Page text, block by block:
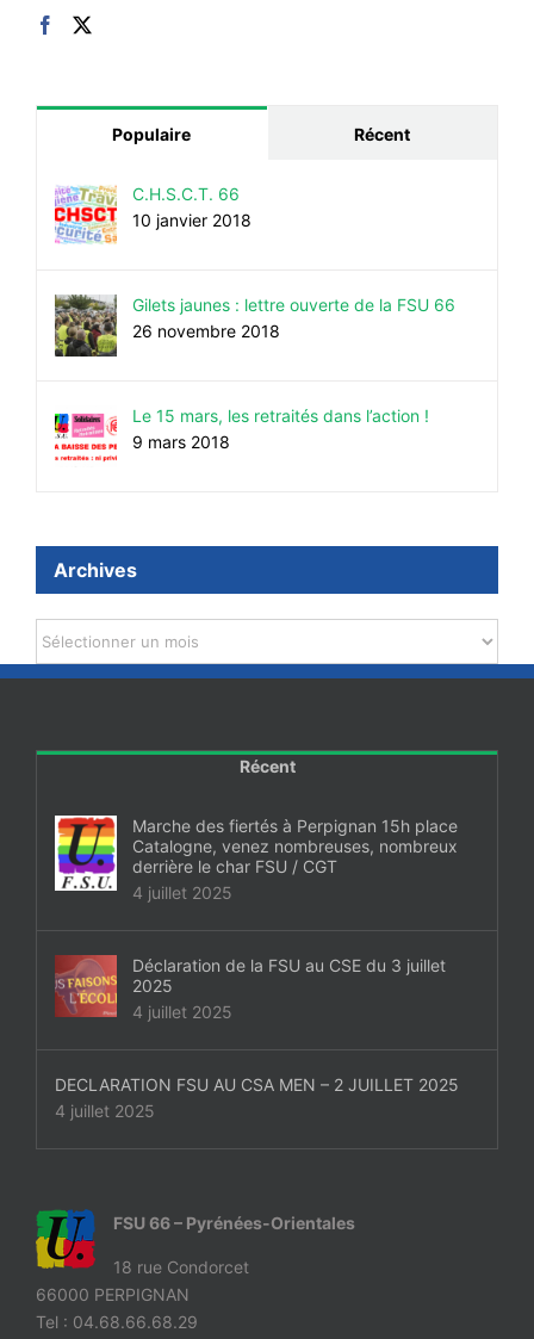
Populaire Récent
C.H.S.C.T. 66
10 janvier 2018
Gilets jaunes : lettre ouverte de la FSU 66
26 novembre 2018
Le 15 mars, les retraités dans l’action !
9 mars 2018
Archives
Archives
Récent
Marche des fiertés à Perpignan 15h place
Catalogne, venez nombreuses, nombreux
derrière le char FSU / CGT
4 juillet 2025
Déclaration de la FSU au CSE du 3 juillet
2025
4 juillet 2025
DECLARATION FSU AU CSA MEN – 2 JUILLET 2025
4 juillet 2025
FSU 66 – Pyrénées-Orientales
18 rue Condorcet
66000 PERPIGNAN
Tel : 04.68.66.68.29